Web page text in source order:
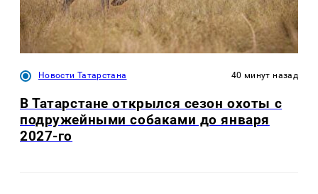
Новости Татарстана 40 минут назад
В Татарстане открылся сезон охоты с
подружейными собаками до января
2027-го